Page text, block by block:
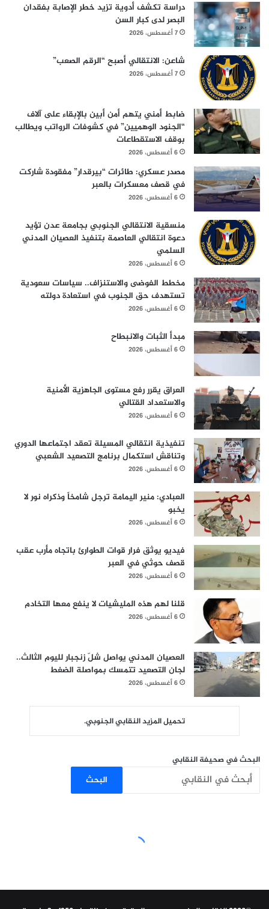
دراسة تكشف أدوية تزيد خطر الإصابة بفقدان
البصر لدى كبار السن
7 أغسطس، 2026
شاعن: الانتقالي أصبح “الرقم الصعب”
7 أغسطس، 2026
ضابط أمني يتهم أمن أبين بالإبقاء على آلاف
“الجنود الوهميين” في كشوفات الرواتب ويطالب
بوقف الاستقطاعات
6 أغسطس، 2026
مصدر عسكري: طائرات “بيرقدار” مفقودة شاركت
في قصف معسكرات بالعبر
6 أغسطس، 2026
منسقية الانتقالي الجنوبي بجامعة عدن تؤيد
دعوة انتقالي العاصمة بتنفيذ العصيان المدني
السلمي
6 أغسطس، 2026
مخطط الفوضى والاستنزاف.. سياسات سعودية
تستهدف حق الجنوب في استعادة دولته
6 أغسطس، 2026
مبدأ الثبات والانبطاح
6 أغسطس، 2026
العراق يقرر رفع مستوى الجاهزية الأمنية
والاستعداد القتالي
6 أغسطس، 2026
تنفيذية انتقالي المسيلة تعقد اجتماعها الدوري
وتناقش استكمال برنامج التصعيد الشعبي
6 أغسطس، 2026
العبادي: منير اليمامة ترجل شامخاً وذكراه نور لا
يخبو
6 أغسطس، 2026
فيديو يوثق فرار قوات الطوارئ باتجاه مأرب عقب
قصف حوثي في العبر
6 أغسطس، 2026
قلنا لهم هذه المليشيات لا ينفع معها التخادم
6 أغسطس، 2026
العصيان المدني يواصل شلّ زنجبار لليوم الثالث..
لجان التصعيد تتمسك بمواصلة الضغط
6 أغسطس، 2026
تحميل المزيد النقابي الجنوبي.
البحث في صحيفة النقابي
البحث